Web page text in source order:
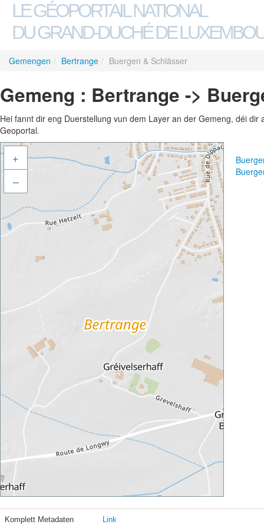
LE GÉOPORTAIL NATIONAL
DU GRAND-DUCHÉ DE
Gemengen / Bertrange / Buergen & Schlässer
Gemeng : Bertrange ->
Hei fannt dir eng Duerstellung vun dem Layer an der Gemeng, déi
Geoportal.
+
–
Komplett Metadaten Link